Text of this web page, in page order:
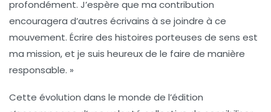
profondément. J’espère que ma contribution
encouragera d’autres écrivains à se joindre à ce
mouvement. Écrire des histoires porteuses de sens est
ma mission, et je suis heureux de le faire de manière
responsable. »
Cette évolution dans le monde de l’édition